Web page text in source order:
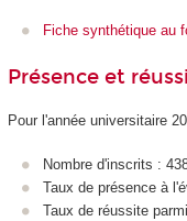
Fiche synthétique au
Présence et
Pour l'année universitaire
Nombre d'inscrits :
Taux de présence à
Taux de réussite